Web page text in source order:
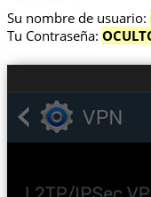
Su nombre de usuario:
Tu Contraseña: